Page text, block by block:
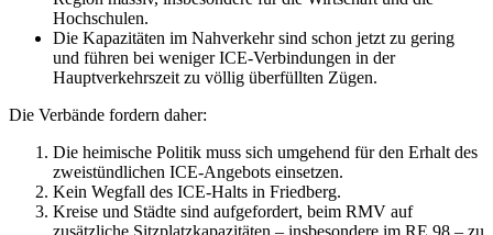
Hochschulen.
Die Kapazitäten im Nahverkehr sind schon jetzt zu gering
und führen bei weniger ICE-Verbindungen in der
Hauptverkehrszeit zu völlig überfüllten Zügen.
Die Verbände fordern daher:
Die heimische Politik muss sich umgehend für den Erhalt des
zweistündlichen ICE-Angebots einsetzen.
Kein Wegfall des ICE-Halts in Friedberg.
Kreise und Städte sind aufgefordert, beim RMV auf
zusätzliche Sitzplatzkapazitäten – insbesondere im RE 98 – zu